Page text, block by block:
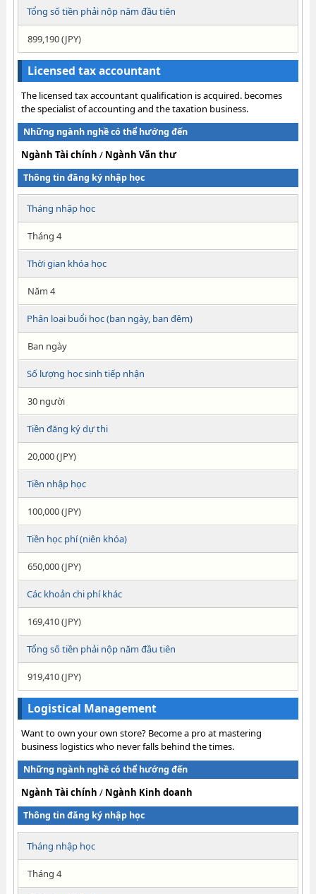
Tổng số tiền phải nộp năm đầu tiên
899,190 (JPY)
Licensed tax accountant
The licensed tax accountant qualification is acquired. becomes
the specialist of accounting and the taxation business.
Những ngành nghề có thể hướng đến
Ngành Tài chính / Ngành Văn thư
Thông tin đăng ký nhập học
Tháng nhập học
Tháng 4
Thời gian khóa học
Năm 4
Phân loại buổi học (ban ngày, ban đêm)
Ban ngày
Số lượng học sinh tiếp nhận
30 người
Tiền đăng ký dự thi
20,000 (JPY)
Tiền nhập học
100,000 (JPY)
Tiền học phí (niên khóa)
650,000 (JPY)
Các khoản chi phí khác
169,410 (JPY)
Tổng số tiền phải nộp năm đầu tiên
919,410 (JPY)
Logistical Management
Want to own your own store? Become a pro at mastering
business logistics who never falls behind the times.
Những ngành nghề có thể hướng đến
Ngành Tài chính / Ngành Kinh doanh
Thông tin đăng ký nhập học
Tháng nhập học
Tháng 4